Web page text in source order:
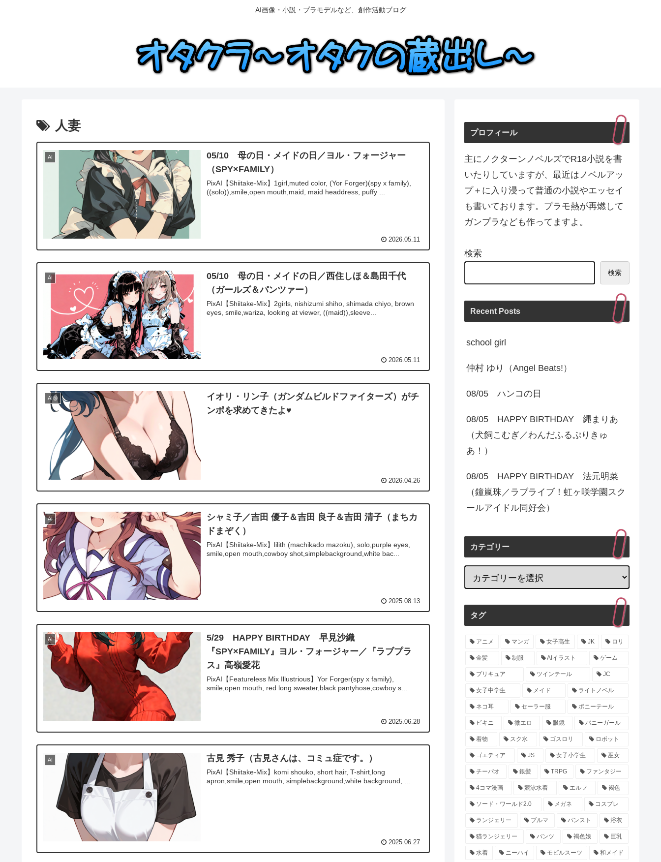
AI画像・小説・プラモデルなど、創作活動ブログ
人妻
AI
05/10 母の日・メイドの日／ヨル・フォージャー
（SPY×FAMILY）
PixAI【Shiitake-Mix】1girl,muted color, (Yor Forger)(spy x family),
((solo)),smile,open mouth,maid, maid headdress, puffy ...
2026.05.11
AI
05/10 母の日・メイドの日／西住しほ＆島田千代
（ガールズ＆パンツァー）
PixAI【Shiitake-Mix】2girls, nishizumi shiho, shimada chiyo, brown
eyes, smile,wariza, looking at viewer, ((maid)),sleeve...
2026.05.11
AI🔞
イオリ・リン子（ガンダムビルドファイターズ）がチ
ンポを求めてきたよ♥
2026.04.26
AI
シャミ子／吉田 優子＆吉田 良子＆吉田 清子（まちカ
ドまぞく）
PixAI【Shiitake-Mix】lilith (machikado mazoku), solo,purple eyes,
smile,open mouth,cowboy shot,simplebackground,white bac...
2025.08.13
AI
5/29 HAPPY BIRTHDAY 早見沙織
『SPY×FAMILY』ヨル・フォージャー／『ラブプラ
ス』高嶺愛花
PixAI【Featureless Mix Illustrious】Yor Forger(spy x family),
smile,open mouth, red long sweater,black pantyhose,cowboy s...
2025.06.28
AI 古見 秀子（古見さんは、コミュ症です。）
PixAI【Shiitake-Mix】komi shouko, short hair, T-shirt,long
apron,smile,open mouth, simplebackground,white background, ...
2025.06.27
プロフィール
主にノクターンノベルズでR18小説を書
いたりしていますが、最近はノベルアッ
プ＋に入り浸って普通の小説やエッセイ
も書いております。プラモ熱が再燃して
ガンプラなども作ってますよ。
検索
検索
Recent Posts
school girl
仲村 ゆり（Angel Beats!）
08/05 ハンコの日
08/05 HAPPY BIRTHDAY 縄まりあ
（犬飼こむぎ／わんだふるぷりきゅ
あ！）
08/05 HAPPY BIRTHDAY 法元明菜
（鐘嵐珠／ラブライブ！虹ヶ咲学園スク
ールアイドル同好会）
カテゴリー
タグ
アニメ マンガ 女子高生 JK ロリ
金髪 制服 AIイラスト ゲーム
プリキュア ツインテール JC
女子中学生 メイド ライトノベル
ネコ耳 セーラー服 ポニーテール
ビキニ 微エロ 眼鏡 バニーガール
着物 スク水 ゴスロリ ロボット
ゴエティア JS 女子小学生 巫女
チーパオ 銀髪 TRPG ファンタジー
4コマ漫画 競泳水着 エルフ 褐色
ソード・ワールド2.0 メガネ コスプレ
ランジェリー ブルマ パンスト 浴衣
猫ランジェリー パンツ 褐色娘 巨乳
水着 ニーハイ モビルスーツ 和メイド